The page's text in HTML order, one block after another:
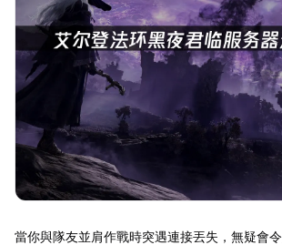
當你與隊友並肩作戰時突遇連接丟失，無疑會